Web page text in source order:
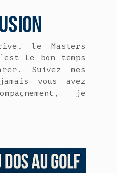
le Masters
le bon temps
Suivez mes
vous avez
je